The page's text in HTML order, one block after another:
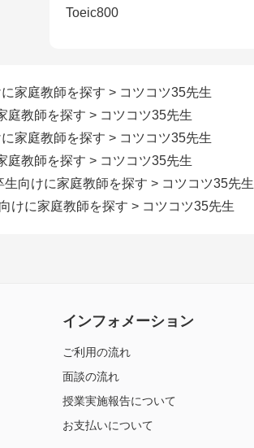
Toeic800
家庭教師を探す > コツコツ35先生
庭教師を探す > コツコツ35先生
家庭教師を探す > コツコツ35先生
庭教師を探す > コツコツ35先生
向けに家庭教師を探す > コツコツ35先生
けに家庭教師を探す > コツコツ35先生
インフォメーション
ご利用の流れ
面談の流れ
授業実施報告について
お支払いについて